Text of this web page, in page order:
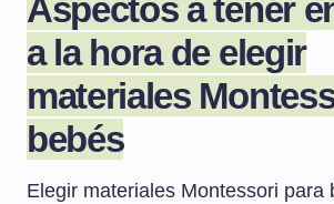
Aspectos a tener
a la hora de elegir
materiales
bebés
Elegir materiales Montessori para